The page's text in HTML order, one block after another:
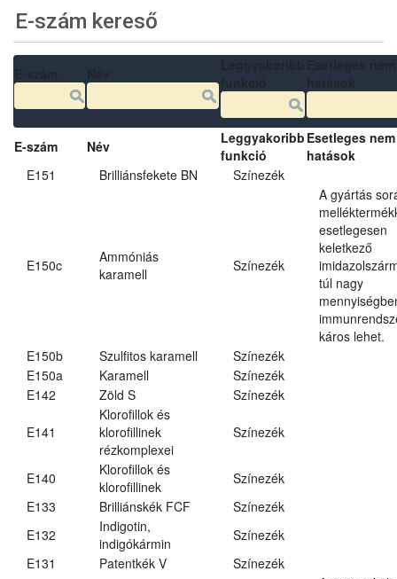
E-szám kereső
E-szám Név
Leggyakoribb
funkció
Esetleges
hatások
E151
Brilliánsfekete BN Színezék
E150c
Ammóniás
karamell
Színezék
A gyártás
esetlegesen
keletkező
túl nagy
káros lehet.
E150b
Szulfitos karamell
Színezék
E150a
Karamell
Színezék
E142
Zöld S Színezék
E141
Klorofillok és
klorofillinek
rézkomplexei
Színezék
E140
Klorofillok és
klorofillinek
Színezék
E133
Brilliánskék FCF
Színezék
E132
Indigotin,
indigókármin
Színezék
E131
Patentkék V Színezék